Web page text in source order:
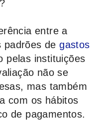
entre a
padrões degastos
pelas instituições
não se
mas também
com os hábitos
de pagamentos.